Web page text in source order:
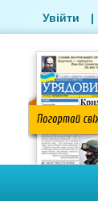
Увійти |